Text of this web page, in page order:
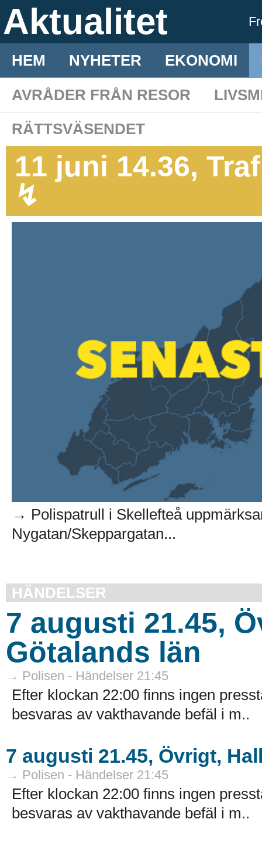
Aktualitet
HEM NYHETER EKONOMI
AVRÅDER FRÅN RESOR
RÄTTSVÄSENDET
11 juni 14.36,
↯
→ Polispatrull i Skellefteå
Nygatan/Skeppargatan...
HÄNDELSER
7 augusti 21.45,
Götalands län
→ Polisen - Händelser 21:45
Efter klockan 22:00 finns ingen
besvaras av vakthavande befäl i m..
7 augusti 21.45, Övrigt,
→ Polisen - Händelser 21:45
Efter klockan 22:00 finns ingen
besvaras av vakthavande befäl i m..